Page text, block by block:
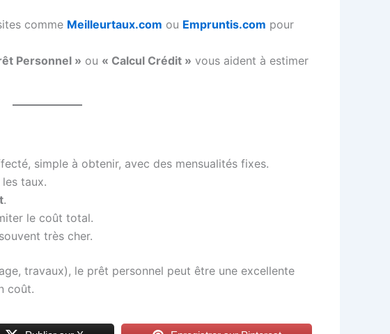
comme Meilleurtaux.com ou Empruntis.com pour
Personnel » ou « Calcul Crédit » vous aident à estimer
simple à obtenir, avec des mensualités fixes.
taux.
.
le coût total.
très cher.
travaux), le prêt personnel peut être une excellente
coût.